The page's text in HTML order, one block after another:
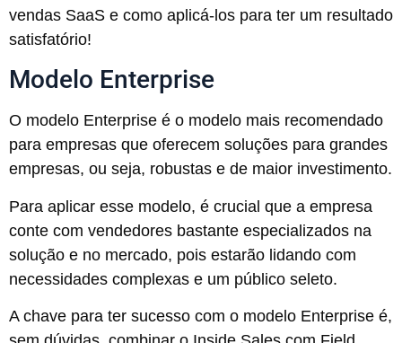
vendas SaaS e como aplicá-los para ter um resultado
satisfatório!
Modelo Enterprise
O modelo Enterprise é o modelo mais recomendado
para empresas que oferecem soluções para grandes
empresas, ou seja, robustas e de maior investimento.
Para aplicar esse modelo, é crucial que a empresa
conte com vendedores bastante especializados na
solução e no mercado, pois estarão lidando com
necessidades complexas e um público seleto.
A chave para ter sucesso com o modelo Enterprise é,